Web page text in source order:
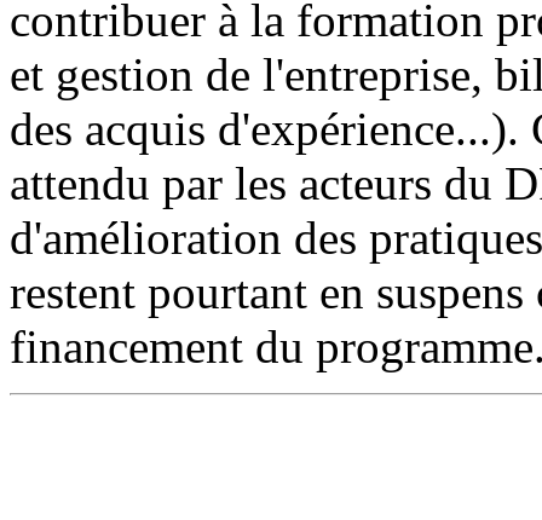
contribuer à la formation
et gestion de l'entreprise,
des acquis
attendu par les acteurs du
d'amélioration des
restent pourtant en
financement du